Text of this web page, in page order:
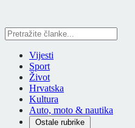
Vijesti
Sport
Život
Hrvatska
Kultura
Auto, moto & nautika
Ostale rubrike